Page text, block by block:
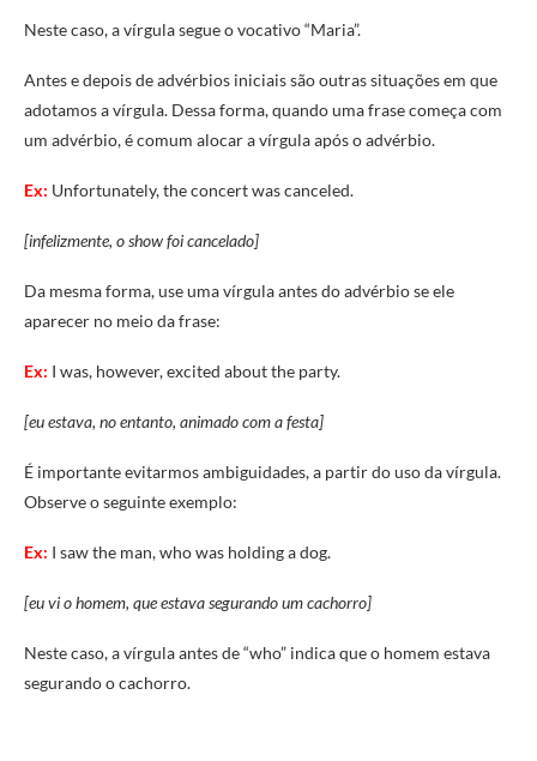
Neste caso, a vírgula segue o vocativo “Maria”.
Antes e depois de advérbios iniciais são outras situações em que
adotamos a vírgula. Dessa forma, quando uma frase começa com
um advérbio, é comum alocar a vírgula após o advérbio.
Ex: Unfortunately, the concert was canceled.
[infelizmente, o show foi cancelado]
Da mesma forma, use uma vírgula antes do advérbio se ele
aparecer no meio da frase:
Ex: I was, however, excited about the party.
[eu estava, no entanto, animado com a festa]
É importante evitarmos ambiguidades, a partir do uso da vírgula.
Observe o seguinte exemplo:
Ex: I saw the man, who was holding a dog.
[eu vi o homem, que estava segurando um cachorro]
Neste caso, a vírgula antes de “who” indica que o homem estava
segurando o cachorro.